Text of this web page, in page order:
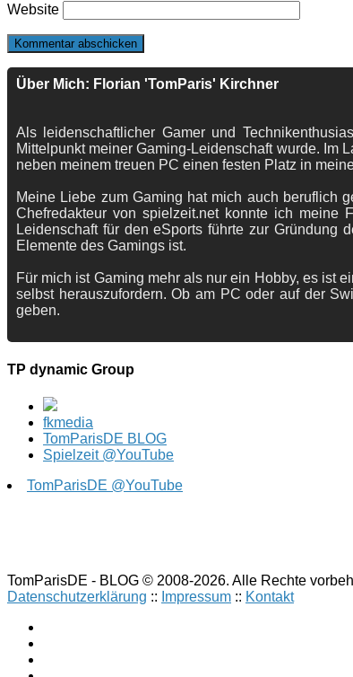
Website
Über Mich: Florian 'TomParis' Kirchner
Als leidenschaftlicher Gamer und
Mittelpunkt meiner Gaming-Leidenschaft wurde. Im
neben meinem treuen PC einen festen Platz in
Meine Liebe zum Gaming hat mich auch beruflich
Chefredakteur von spielzeit.net konnte ich meine
Leidenschaft für den eSports führte zur Gründung
Elemente des Gamings ist.
Für mich ist Gaming mehr als nur ein Hobby, es ist
selbst herauszufordern. Ob am PC oder auf der
geben.
TP dynamic Group
fkmedia
TomParisDE BLOG
Spielzeit @YouTube
TomParisDE @YouTube
TomParisDE - BLOG © 2008-2026. Alle Rechte
Datenschutzerklärung :: Impressum :: Kontakt